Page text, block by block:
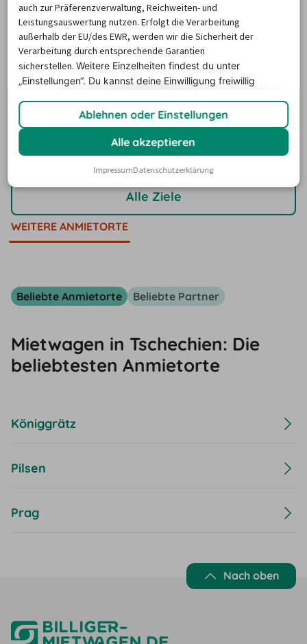
Mietwagen Berlin
Mietwagen
Mietwagen
Bahnhof
Alle Ziele
WEITERE ANMIETORTE
Beliebte Anmietorte Beliebte Partner
Mietwagen in Tschechien: Die
beliebtesten Anmietorte
Königgrätz
Pilsen
Prag
Nach oben
auch zur Präferenzverwaltung, Reichweiten- und
Leistungsauswertung nutzen. Erfolgt die Verarbeitung
außerhalb der EU/des EWR, werden wir die Sicherheit der
Verarbeitung durch entsprechende Garantien
sicherstellen.Weitere Einzelheiten findest du unter
„Einstellungen“. Du kannst deine Einwilligung freiwillig
Ablehnen oder Einstellungen
Alle akzeptieren
ImpressumDatenschutzerklärung